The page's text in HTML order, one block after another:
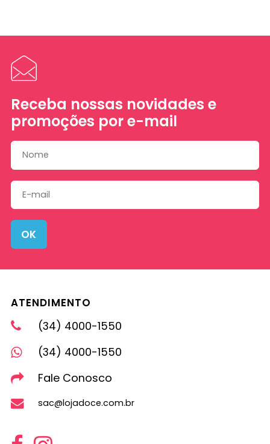
Receba nossas novidades e
promoções por e-mail
OK
ATENDIMENTO
(34) 4000-1550
(34) 4000-1550
Fale Conosco
sac@lojadoce.com.br